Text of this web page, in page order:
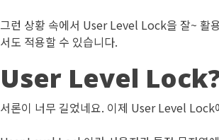
그런 상황 속에서 User Level Lock을 잘~ 활
서도 적용할 수 있습니다.
User Level
서론이 너무 길었네요. 이제 User Level Lock